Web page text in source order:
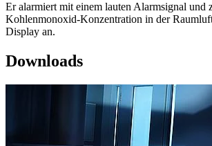
Er alarmiert mit einem lauten Alarmsignal und
Kohlenmonoxid-Konzentration in der
Display an.
Downloads